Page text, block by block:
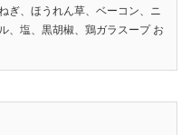
、ほうれん草、ベーコン、ニ
、塩、黒胡椒、鶏ガラスープ お